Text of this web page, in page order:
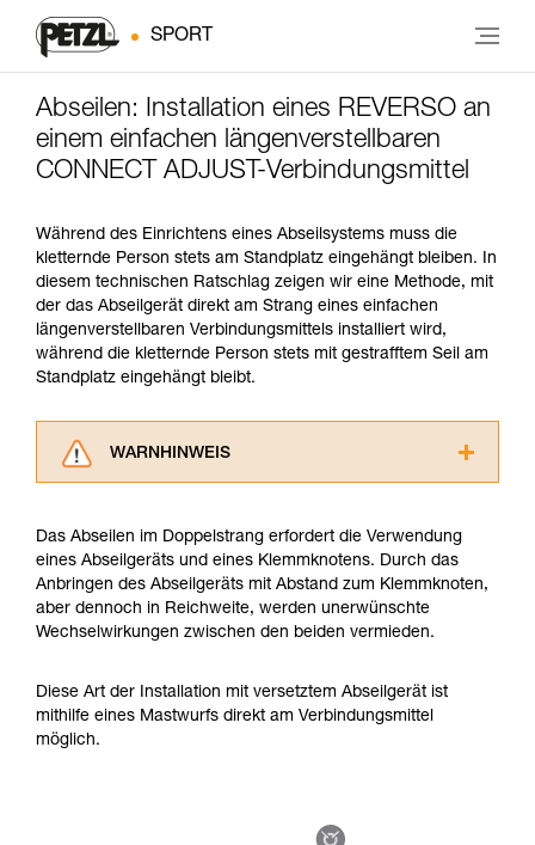
SPORT
Abseilen: Installation eines REVERSO an
einem einfachen längenverstellbaren
CONNECT ADJUST-Verbindungsmittel
Während des Einrichtens eines Abseilsystems muss die
kletternde Person stets am Standplatz eingehängt bleiben. In
diesem technischen Ratschlag zeigen wir eine Methode, mit
der das Abseilgerät direkt am Strang eines einfachen
längenverstellbaren Verbindungsmittels installiert wird,
während die kletternde Person stets mit gestrafftem Seil am
Standplatz eingehängt bleibt.
WARNHINWEIS
aufmerksam durch, bevor Sie diesen zu Rate
ziehen. Um diese Zusatzinformationen
verstehen zu können, müssen Sie zuerst die in
der Gebrauchsanweisung enthaltenen
Informationen richtig verstanden haben.
entsprechende Ausbildung und ein spezielles
Training voraus. Prüfen Sie zusammen mit
verbundenen Techniken. Möglicherweise gibt es
Das Abseilen im Doppelstrang erfordert die Verwendung
eines Abseilgeräts und eines Klemmknotens. Durch das
Anbringen des Abseilgeräts mit Abstand zum Klemmknoten,
aber dennoch in Reichweite, werden unerwünschte
Wechselwirkungen zwischen den beiden vermieden.
Diese Art der Installation mit versetztem Abseilgerät ist
mithilfe eines Mastwurfs direkt am Verbindungsmittel
möglich.